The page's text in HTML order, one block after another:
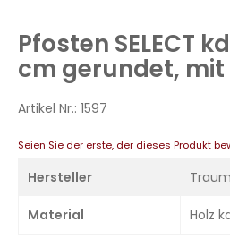
springen
Pfosten SELECT
cm gerundet, mit
Artikel Nr.: 1597
Seien Sie der erste, der dieses Produkt
Hersteller
Material Holz